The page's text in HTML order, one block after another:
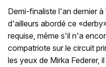
Demi-finaliste l'an dernier
d'ailleurs abordé ce
requise, même s'il n'a
compatriote sur le circuit
les yeux de Mirka Federer,